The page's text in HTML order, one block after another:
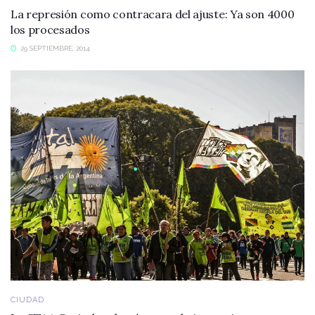
La represión como contracara del ajuste: Ya son 4000
los procesados
29 SEPTIEMBRE, 2014
CIUDAD